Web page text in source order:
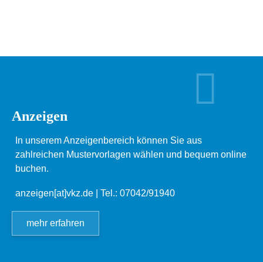
Anzeigen
In unserem Anzeigenbereich können Sie aus
zahlreichen Mustervorlagen wählen und bequem online
buchen.
anzeigen[at]vkz.de | Tel.: 07042/91940
mehr erfahren